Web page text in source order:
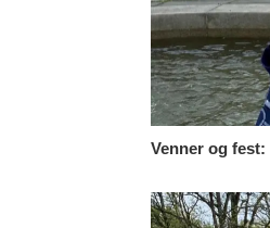
Venner og fest: